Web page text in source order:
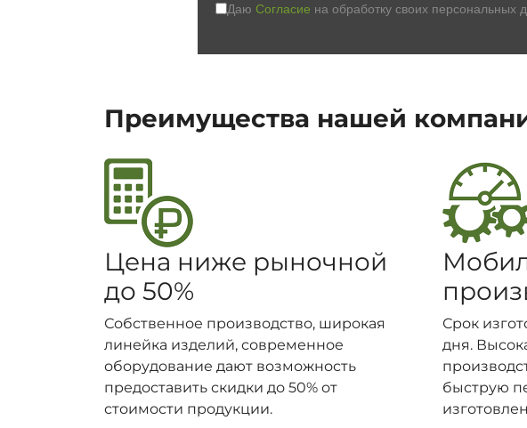
Даю Согласие на обработку своих персональных
Преимущества нашей
Цена ниже рыночной
до 50%
Собственное производство, широкая
линейка изделий, современное
оборудование дают возможность
предоставить скидки до 50% от
стоимости продукции.
Срок
дня.
быструю